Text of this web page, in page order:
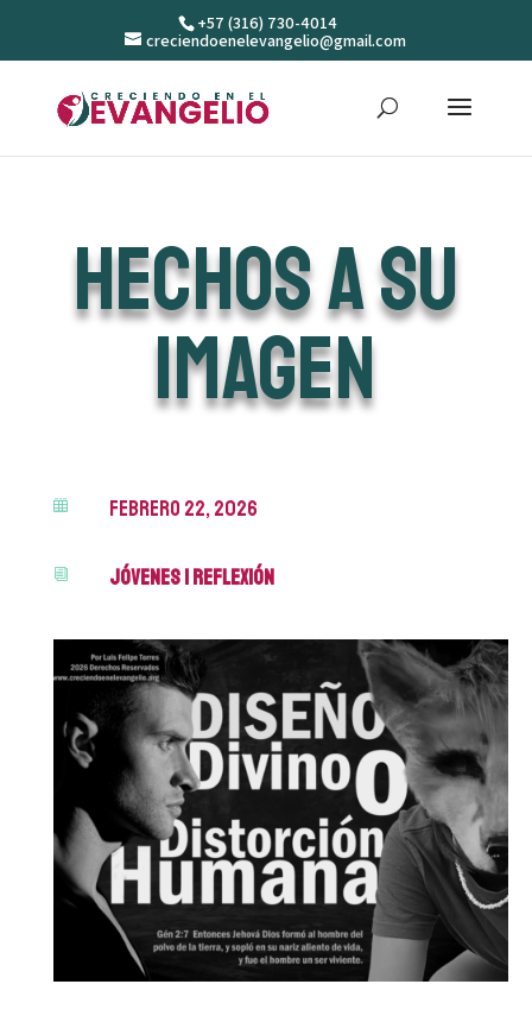
+57 (316) 730-4014
creciendoenelevangelio@gmail.com
Hechos a Su
imagen
 febrero 22, 2026
i Jóvenes|Reflexión